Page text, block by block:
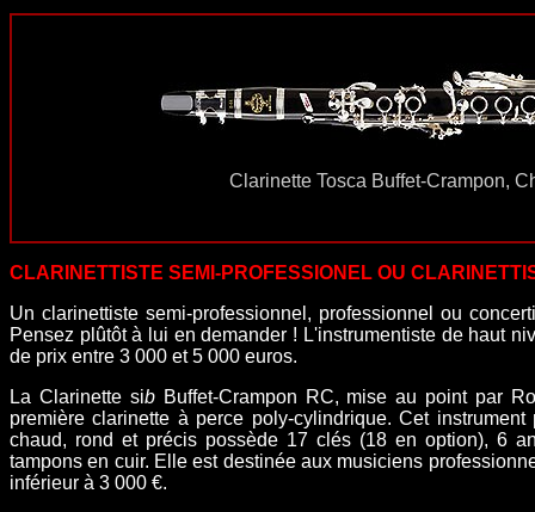
Clarinette Tosca Buffet-Crampon,
CLARINETTISTE SEMI-PROFESSIONEL OU
Un clarinettiste semi-professionnel, professionnel ou
Pensez plûtôt à lui en demander ! L'instrumentiste de haut
de prix entre 3 000 et 5 000 euros.
La Clarinette sibBuffet-Crampon RC, mise au point par
première clarinette à perce poly-cylindrique. Cet
chaud, rond et précis possède 17 clés (18 en option), 6
tampons en cuir. Elle est destinée aux musiciens
inférieur à 3 000 €.